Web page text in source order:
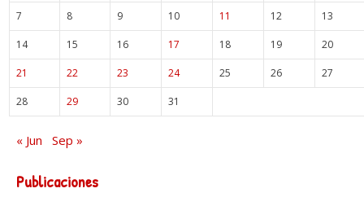
7 8 9 10 11 12 13
14 15 16 17 18 19 20
21 22 23 24 25 26 27
28 29 30 31
« Jun Sep »
Publicaciones